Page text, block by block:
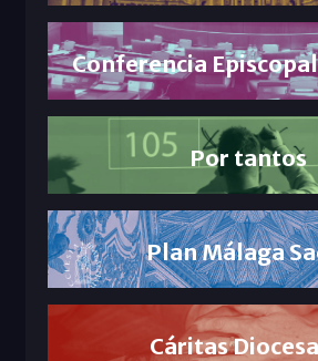
Conferencia
Por tantos
Plan Málaga
Cáritas